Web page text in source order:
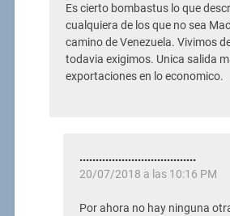
Es cierto bombastus lo que
cualquiera de los que no sea
camino de Venezuela. Vivimos
todavia exigimos. Unica salida
exportaciones en lo economico.
....................................
20/07/2018 a las 10:16 PM
Por ahora no hay ninguna